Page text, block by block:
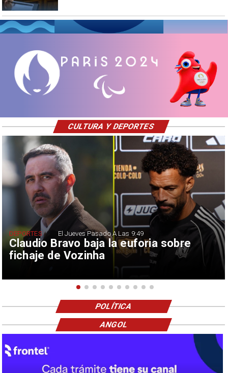
Claudio Bravo baja la euforia sobre
fichaje de Vozinha
DEPORTES El Jueves Pasado A Las 9:49
CULTURA Y DEPORTES
POLÍTICA
ANGOL